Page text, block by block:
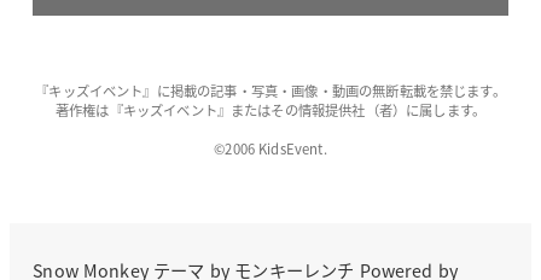
『キッズイベント』に掲載の記事・写真・画像・動画の無断転載を禁じます。
著作権は『キッズイベント』またはその情報提供社（者）に属します。
©2006 KidsEvent.
Snow Monkeyテーマ by モンキーレンチ Powered by